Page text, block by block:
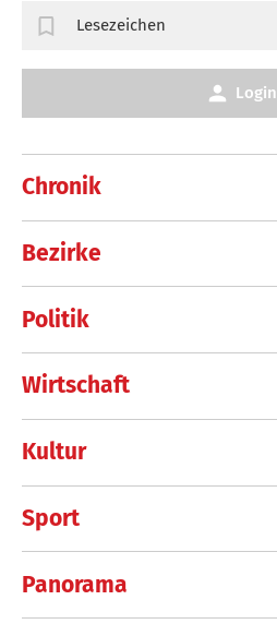
Chronik
Bezirke
Politik
Wirtschaft
Kultur
Sport
Panorama
Lesezeichen
Login